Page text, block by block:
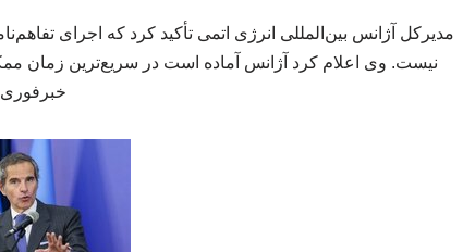
مدیرکل آژانس بین‌المللی انرژی اتمی تأکید کرد که اجرای
نیست. وی اعلام کرد آژانس آماده است در سریع‌ترین زمان
خبرفوری